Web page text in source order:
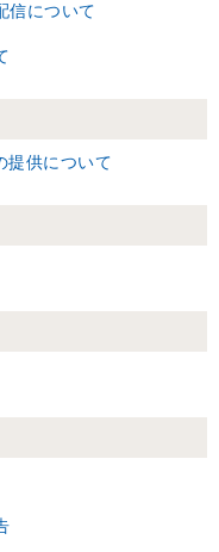
信について
提供について